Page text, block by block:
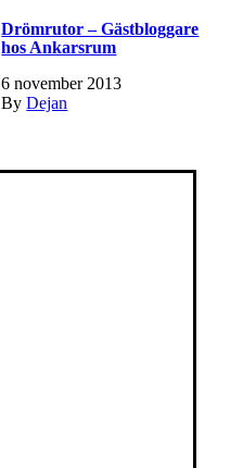
Drömrutor – Gästbloggare
hos Ankarsrum
6 november 2013
By Dejan